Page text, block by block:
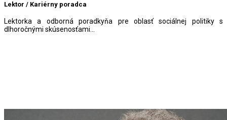
Lektor / Kariérny poradca
Lektorka a odborná poradkyňa pre oblasť sociálnej politiky s
dlhoročnými skúsenosťami...